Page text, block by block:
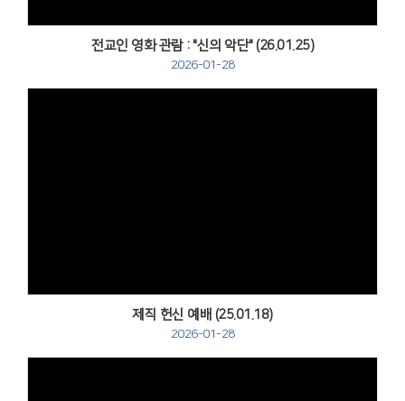
전교인 영화 관람 : "신의 악단" (26.01.25)
2026-01-28
제직 헌신 예배 (25.01.18)
2026-01-28